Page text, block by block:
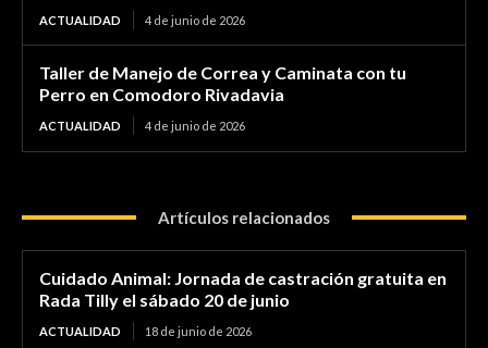
ACTUALIDAD 4 de junio de 2026
Taller de Manejo de Correa y Caminata con tu
Perro en Comodoro Rivadavia
ACTUALIDAD 4 de junio de 2026
Artículos relacionados
Cuidado Animal: Jornada de castración gratuita en
Rada Tilly el sábado 20 de junio
ACTUALIDAD 18 de junio de 2026